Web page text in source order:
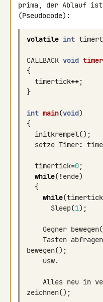
prima, der Ablauf ist
volatile int
CALLBACK void timer
{
timertick++;
}
int main(void)
{
initkrempel();
setze Timer:
timertick=0;
while( !ende)
{
while(timertick
Sleep(1);
Gegner bewegen
Tasten abfragen
bewegen();
usw.
Alles neu in
zeichnen();